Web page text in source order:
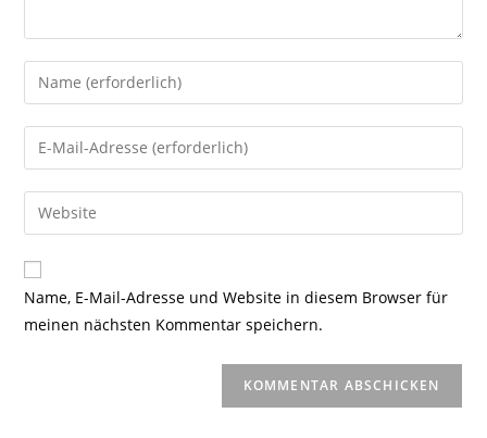
Gib
deinen
Namen
oder
zum
Kommentieren
ein
Gib
deine
E-
Mail-
zum
Kommentieren
ein
Gib
deine
Website-
URL
Name, E-Mail-Adresse und Website in diesem Browser für
meinen nächsten Kommentar speichern.